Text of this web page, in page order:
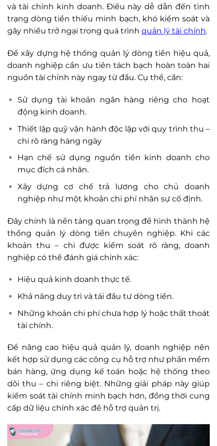
và tài chính kinh doanh. Điều này dễ dẫn đến tình
trạng dòng tiền thiếu minh bạch, khó kiểm soát và
gây nhiều trở ngại trong quá trình quản lý tài chính.
Để xây dựng hệ thống quản lý dòng tiền hiệu quả,
doanh nghiệp cần ưu tiên tách bạch hoàn toàn hai
nguồn tài chính này ngay từ đầu. Cụ thể, cần:
Sử dụng tài khoản ngân hàng riêng cho hoạt
động kinh doanh.
Thiết lập quỹ vận hành độc lập với quy trình thu –
chi rõ ràng hàng ngày
Hạn chế sử dụng nguồn tiền kinh doanh cho
mục đích cá nhân.
Xây dựng cơ chế trả lương cho chủ doanh
nghiệp như một khoản chi phí nhân sự cố định.
Đây chính là nền tảng quan trọng để hình thành hệ
thống quản lý dòng tiền chuyên nghiệp. Khi các
khoản thu – chi được kiểm soát rõ ràng, doanh
nghiệp có thể đánh giá chính xác:
Hiệu quả kinh doanh thực tế.
Khả năng duy trì và tái đầu tư dòng tiền.
Những khoản chi phí chưa hợp lý hoặc thất thoát
tài chính.
Để nâng cao hiệu quả quản lý, doanh nghiệp nên
kết hợp sử dụng các công cụ hỗ trợ như phần mềm
bán hàng, ứng dụng kế toán hoặc hệ thống theo
dõi thu – chi riêng biệt. Những giải pháp này giúp
kiểm soát tài chính minh bạch hơn, đồng thời cung
cấp dữ liệu chính xác để hỗ trợ quản trị.